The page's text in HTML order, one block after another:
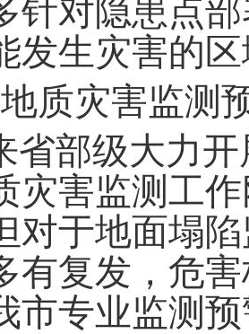
针对隐患点
发生灾害的
质灾害监测
省部级大力
灾害监测工
对于地面塌
有复发，危
市专业监测